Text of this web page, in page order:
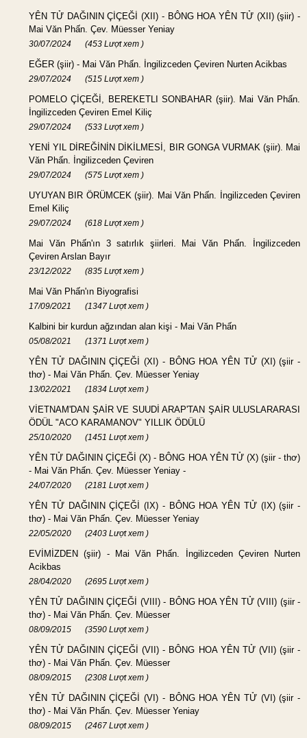
YÊN TỬ DAĞININ ÇİÇEĞİ (XII) - BÔNG HOA YÊN TỬ (XII) (şiir) -
Mai Văn Phấn. Çev. Müesser Yeniay
30/07/2024 (453 Lượt xem )
EĞER (şiir) - Mai Văn Phấn. İngilizceden Çeviren Nurten Acikbas
29/07/2024 (515 Lượt xem )
POMELO ÇİÇEĞİ, BEREKETLI SONBAHAR (şiir). Mai Văn Phấn.
İngilizceden Çeviren Emel Kiliç
29/07/2024 (533 Lượt xem )
YENİ YIL DİREĞİNİN DİKİLMESİ, BIR GONGA VURMAK (şiir). Mai
Văn Phấn. İngilizceden Çeviren
29/07/2024 (575 Lượt xem )
UYUYAN BIR ÖRÜMCEK (şiir). Mai Văn Phấn. İngilizceden Çeviren
Emel Kiliç
29/07/2024 (618 Lượt xem )
Mai Văn Phấn'ın 3 satırlık şiirleri. Mai Văn Phấn. İngilizceden
Çeviren Arslan Bayır
23/12/2022 (835 Lượt xem )
Mai Văn Phấn'ın Biyografisi
17/09/2021 (1347 Lượt xem )
Kalbini bir kurdun ağzından alan kişi - Mai Văn Phấn
05/08/2021 (1371 Lượt xem )
YÊN TỬ DAĞININ ÇİÇEĞİ (XI) - BÔNG HOA YÊN TỬ (XI) (şiir -
thơ) - Mai Văn Phấn. Çev. Müesser Yeniay
13/02/2021 (1834 Lượt xem )
VİETNAM'DAN ŞAİR VE SUUDİ ARAP'TAN ŞAİR ULUSLARARASI
ÖDÜL "ACO KARAMANOV" YILLIK ÖDÜLÜ
25/10/2020 (1451 Lượt xem )
YÊN TỬ DAĞININ ÇİÇEĞİ (X) - BÔNG HOA YÊN TỬ (X) (şiir - thơ)
- Mai Văn Phấn. Çev. Müesser Yeniay -
24/07/2020 (2181 Lượt xem )
YÊN TỬ DAĞININ ÇİÇEĞİ (IX) - BÔNG HOA YÊN TỬ (IX) (şiir -
thơ) - Mai Văn Phấn. Çev. Müesser Yeniay
22/05/2020 (2403 Lượt xem )
EVİMİZDEN (şiir) - Mai Văn Phấn. İngilizceden Çeviren Nurten
Acikbas
28/04/2020 (2695 Lượt xem )
YÊN TỬ DAĞININ ÇİÇEĞİ (VIII) - BÔNG HOA YÊN TỬ (VIII) (şiir -
thơ) - Mai Văn Phấn. Çev. Müesser
08/09/2015 (3590 Lượt xem )
YÊN TỬ DAĞININ ÇİÇEĞİ (VII) - BÔNG HOA YÊN TỬ (VII) (şiir -
thơ) - Mai Văn Phấn. Çev. Müesser
08/09/2015 (2308 Lượt xem )
YÊN TỬ DAĞININ ÇİÇEĞİ (VI) - BÔNG HOA YÊN TỬ (VI) (şiir -
thơ) - Mai Văn Phấn. Çev. Müesser Yeniay
08/09/2015 (2467 Lượt xem )